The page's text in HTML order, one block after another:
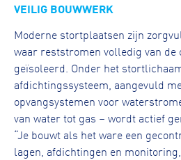
VEILIG BOUWWERK
Moderne stortplaatsen zijn
waar reststromen volledig van de
geïsoleerd. Onder het
afdichtingssysteem, aangevuld
opvangsystemen voor
van water tot gas – wordt actief
“Je bouwt als het ware een
lagen, afdichtingen en